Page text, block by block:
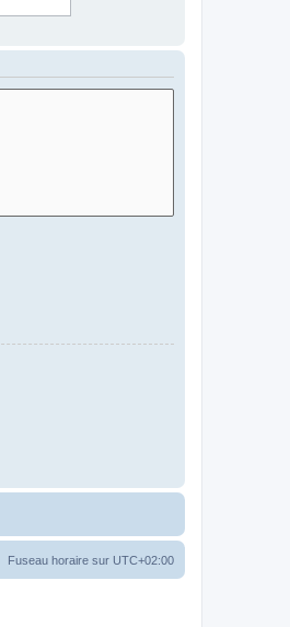
Fuseau horaire sur UTC+02:00